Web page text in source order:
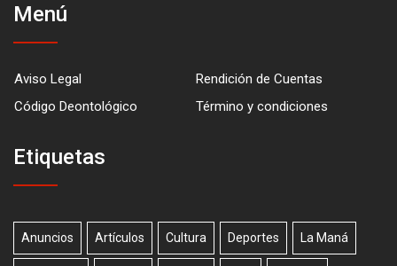
Menú
Aviso Legal
Rendición de Cuentas
Código Deontológico
Término y condiciones
Etiquetas
Anuncios Artículos Cultura Deportes La Maná